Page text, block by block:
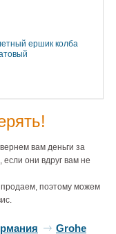
ершик колба
вам деньги за
они вдруг вам не
продаем, поэтому можем
Grohe